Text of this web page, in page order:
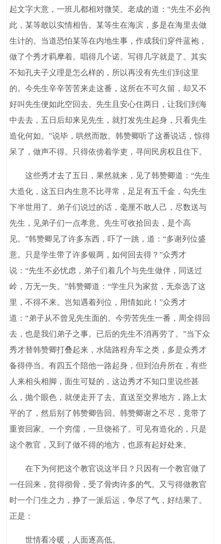
起文字大意，一班儿都相对微笑。老成的道：“先生不必拘
此，某等敢以实情相告。某等生在海滨，多是在海里去做
生计的。当道恐怕某等在内地生事，作成我们穿件蓝袍，
做了个秀才羁摩着。唱得几个诺。写得几字就是了。其实
不知孔夫子义理是怎么样的，所以再没有先生们到这里
的。今先生辛辛苦苦来走这番，这所在不可久留，却又不
好叫先生便如此空回去。先生且安心住两日，让我们到海
中去去，五日后却来见先生，就打发先生起身，只看先生
造化何如。”说毕，哄然而散。韩赞卿听了这番说话，惊得
呆了，做声不得。只得依傍着学吏，寻间民房权且住下。
这些秀才去了五日，果然就来，见了韩赞卿道：“先生
大造化，这五日内生意不比寻常，足足有五千金，勾先生
下半世用了。弟子们说过的话，毫厘不敢人己，尽数送与
先生，见弟子们一点孝意。先生可收拾回去，是个高
见。”韩赞卿见了许多东西，吓了一跳，道：“多谢列位盛
意。只是学生带了许多银两，如何回去得？”众秀才
说：“先生不必忧虑，弟子们着几个与先生做伴，同送过
岭，万无一失。”韩赞卿道：“学生只为家贫，无奈选了这
里，不得不来。岂知遇着列位，用情如此！”众秀才
道：“弟子从不曾见先生面的。今劳苦先生一番，周全得回
去，也是我们弟子之事。已后的先生不消再劳了。”当下众
秀才替韩赞卿打叠起来，水陆路程舟车之类，多是众秀才
备得停当。有四五个陪他一路起身，但到泊舟所在，有些
人来相头相脚，面生可疑的，这边秀才不知口里说些甚
么，抛个眼色，就便走开了去。直送至交界地方，路上太
平的了，然后别了韩赞卿告回。韩赞卿谢之不尽，竟带了
重资回家。一个穷儒，一旦饶裕了。可见有造化的，只是
这个教官，又到了做不得的地方，也原有起好处来。
在下为何把这个教官说这半日？只因有一个教官做了
一任回来，贫得彻骨，受了骨肉许多的气。又亏得做教官
时一个门生之力，挣了一派后运，争尽了气，好结果了。
正是：
世情看冷暖，人面逐高低。